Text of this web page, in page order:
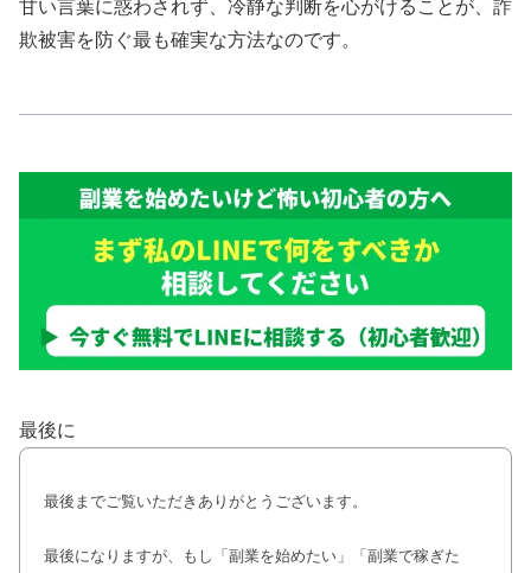
甘い言葉に惑わされず、冷静な判断を心がけることが、詐
欺被害を防ぐ最も確実な方法なのです。
最後に
最後までご覧いただきありがとうございます。
最後になりますが、もし「副業を始めたい」「副業で稼ぎた